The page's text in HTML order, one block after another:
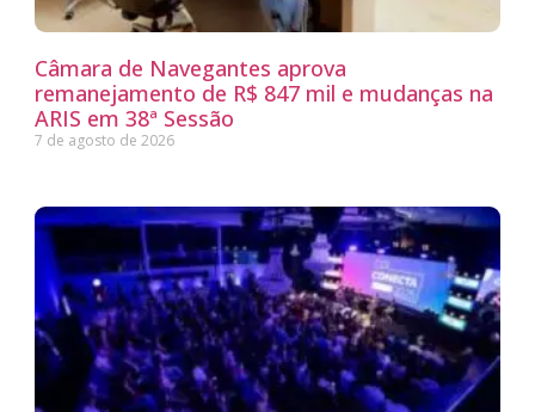
Câmara de Navegantes aprova
remanejamento de R$ 847 mil e mudanças na
ARIS em 38ª Sessão
7 de agosto de 2026